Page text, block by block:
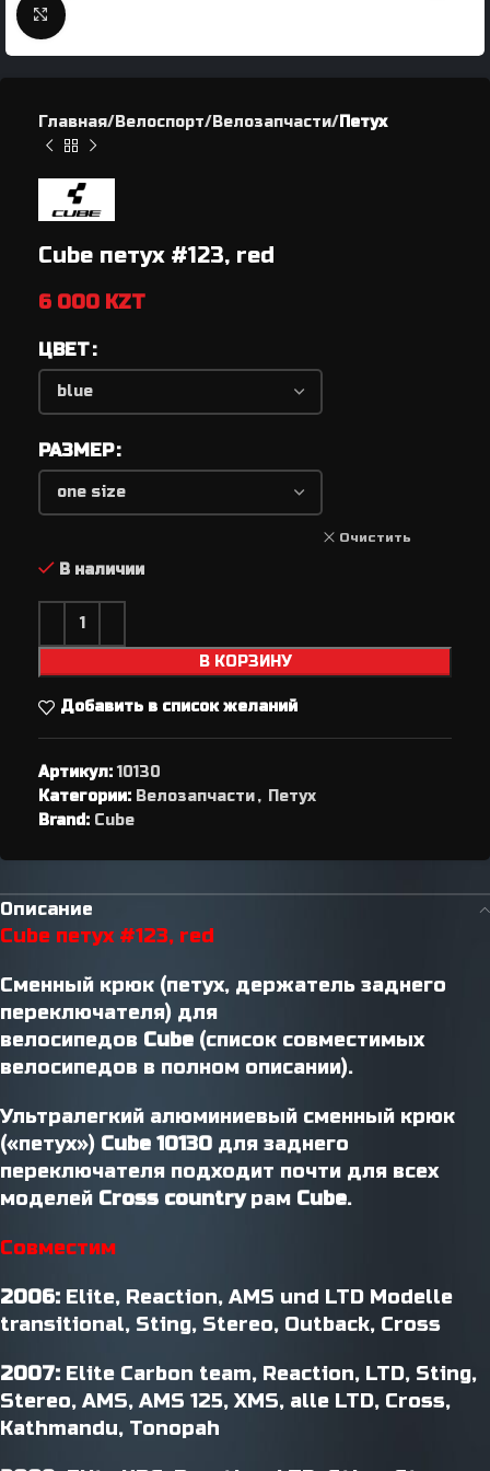
Нажмите, чтобы увеличить
Главная Велоспорт Велозапчасти Петух
Cube петух #123, red
6 000 KZT
ЦВЕТ
РАЗМЕР
Очистить
В наличии
В КОРЗИНУ
Добавить в список желаний
Артикул:10130
Категории: Велозапчасти, Петух
Brand: Cube
Описание
Cube петух #123, red
Сменный крюк (петух, держатель заднего
переключателя) для
велосипедов Cube (список совместимых
велосипедов в полном описании).
Ультралегкий алюминиевый сменный крюк
(«петух») Cube 10130 для заднего
переключателя подходит почти для всех
моделей Cross countryрам Cube.
Совместим
2006: Elite, Reaction, AMS und LTD Modelle
transitional, Sting, Stereo, Outback, Cross
2007: Elite Carbon team, Reaction, LTD, Sting,
Stereo, AMS, AMS 125, XMS, alle LTD, Cross,
Kathmandu, Tonopah